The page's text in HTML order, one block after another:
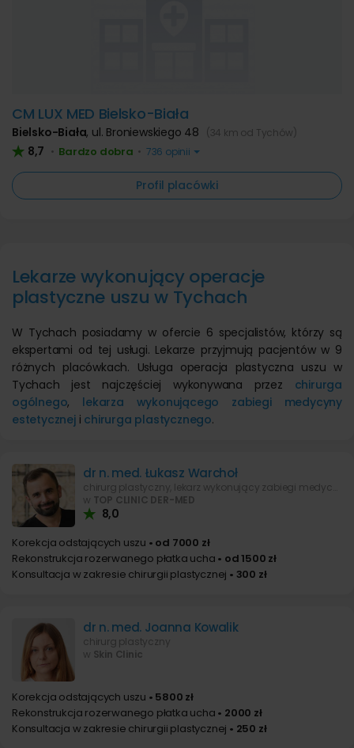
CM LUX MED Bielsko-Biała
Bielsko-Biała, ul. Broniewskiego 48 (34 km od Tychów)
8,7 • Bardzo dobra • 736 opinii
Profil placówki
Lekarze wykonujący operacje
plastyczne uszu w Tychach
W Tychach posiadamy w ofercie 6 specjalistów, którzy są
ekspertami od tej usługi. Lekarze przyjmują pacjentów w 9
różnych placówkach. Usługa operacja plastyczna uszu w
Tychach jest najczęściej wykonywana przez chirurga
ogólnego, lekarza wykonującego zabiegi medycyny
estetyczneji chirurga plastycznego.
dr n. med. Łukasz Warchoł
w TOP CLINIC DER-MED
8,0
Korekcja odstających uszu • od 7000 zł
Rekonstrukcja rozerwanego płatka ucha • od 1500 zł
Konsultacja w zakresie chirurgii plastycznej • 300 zł
dr n. med. Joanna Kowalik
chirurg plastyczny
w Skin Clinic
Korekcja odstających uszu • 5800 zł
Rekonstrukcja rozerwanego płatka ucha • 2000 zł
Konsultacja w zakresie chirurgii plastycznej • 250 zł